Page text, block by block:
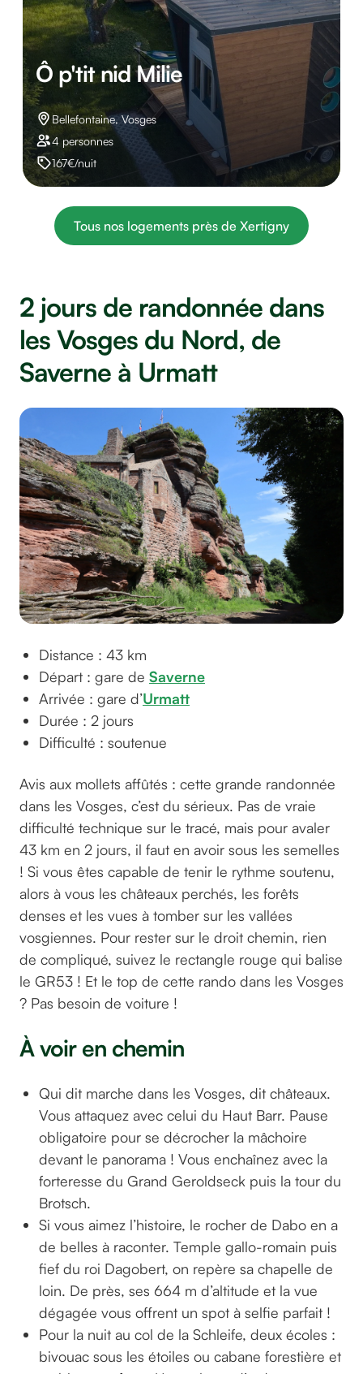
Ô p'tit nid Milie
Bellefontaine, Vosges
4 personnes
167€/nuit
Tous nos logements près de Xertigny
2 jours de randonnée dans
les Vosges du Nord, de
Saverne à Urmatt
Distance : 43 km
Départ : gare de Saverne
Arrivée : gare d’Urmatt
Durée : 2 jours
Difficulté : soutenue
Avis aux mollets affûtés : cette grande randonnée
dans les Vosges, c’est du sérieux. Pas de vraie
difficulté technique sur le tracé, mais pour avaler
43 km en 2 jours, il faut en avoir sous les semelles
! Si vous êtes capable de tenir le rythme soutenu,
alors à vous les châteaux perchés, les forêts
denses et les vues à tomber sur les vallées
vosgiennes. Pour rester sur le droit chemin, rien
de compliqué, suivez le rectangle rouge qui balise
le GR53 ! Et le top de cette rando dans les Vosges
? Pas besoin de voiture !
À voir en chemin
Qui dit marche dans les Vosges, dit châteaux.
Vous attaquez avec celui du Haut Barr. Pause
obligatoire pour se décrocher la mâchoire
devant le panorama ! Vous enchaînez avec la
forteresse du Grand Geroldseck puis la tour du
Brotsch.
Si vous aimez l’histoire, le rocher de Dabo en a
de belles à raconter. Temple gallo-romain puis
fief du roi Dagobert, on repère sa chapelle de
loin. De près, ses 664 m d’altitude et la vue
dégagée vous offrent un spot à selfie parfait !
Pour la nuit au col de la Schleife, deux écoles :
bivouac sous les étoiles ou cabane forestière et